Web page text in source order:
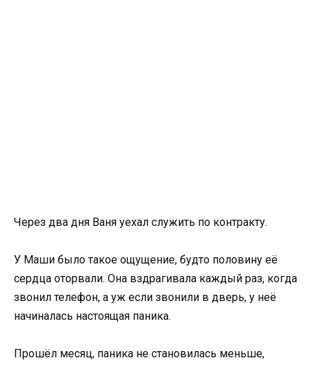
Через два дня Ваня уехал служить по контракту.
У Маши было такое ощущение, будто половину её
сердца оторвали. Она вздрагивала каждый раз, когда
звонил телефон, а уж если звонили в дверь, у неё
начиналась настоящая паника.
Прошёл месяц, паника не становилась меньше,